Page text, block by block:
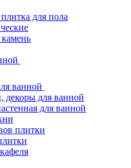
для пола
ванной
декоры для ванной
для ванной
плитки